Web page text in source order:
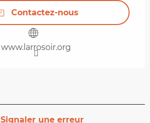
Contactez-nous
www.larrosoir.org
Signaler une erreur